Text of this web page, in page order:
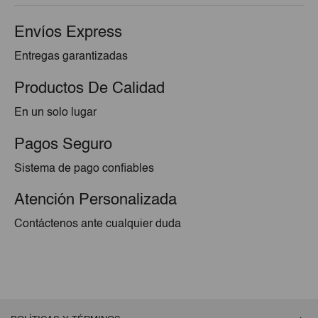
Envíos Express
Entregas garantizadas
Productos De Calidad
En un solo lugar
Pagos Seguro
Sistema de pago confiables
Atención Personalizada
Contáctenos ante cualquier duda